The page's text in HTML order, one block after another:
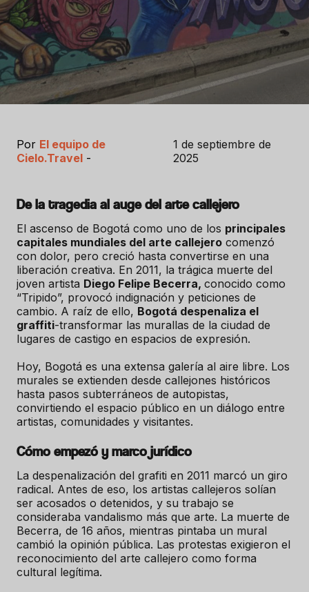
Por El equipo de
Cielo.Travel -
1 de septiembre de
2025
De la tragedia al auge del arte callejero
El ascenso de Bogotá como uno de los principales
capitales mundiales del arte callejero comenzó
con dolor, pero creció hasta convertirse en una
liberación creativa. En 2011, la trágica muerte del
joven artista Diego Felipe Becerra, conocido como
“Tripido”, provocó indignación y peticiones de
cambio. A raíz de ello, Bogotá despenaliza el
graffiti-transformar las murallas de la ciudad de
lugares de castigo en espacios de expresión.
Hoy, Bogotá es una extensa galería al aire libre. Los
murales se extienden desde callejones históricos
hasta pasos subterráneos de autopistas,
convirtiendo el espacio público en un diálogo entre
artistas, comunidades y visitantes.
Cómo empezó y marco jurídico
La despenalización del grafiti en 2011 marcó un giro
radical. Antes de eso, los artistas callejeros solían
ser acosados o detenidos, y su trabajo se
consideraba vandalismo más que arte. La muerte de
Becerra, de 16 años, mientras pintaba un mural
cambió la opinión pública. Las protestas exigieron el
reconocimiento del arte callejero como forma
cultural legítima.